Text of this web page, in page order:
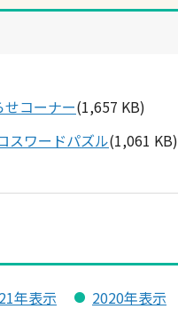
せコーナー(1,657 KB)
スワードパズル(1,061 KB)
年表示 2020年表示